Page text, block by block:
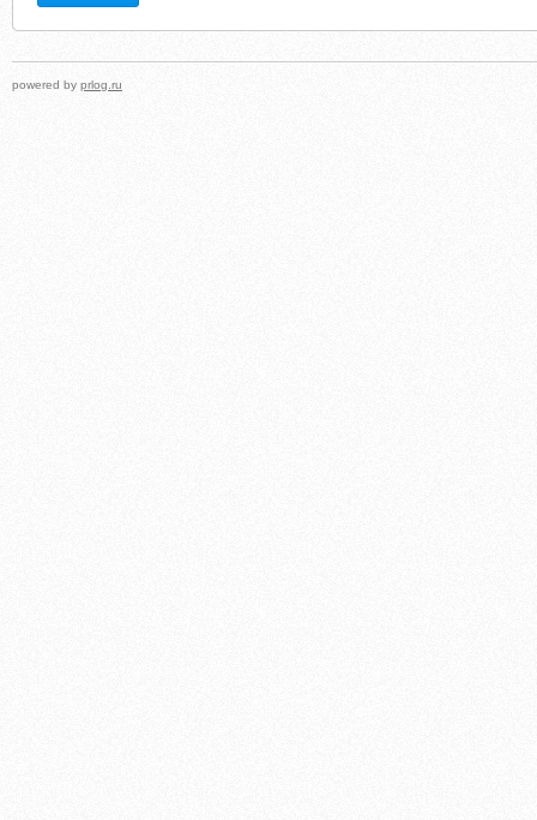
powered by prlog.ru